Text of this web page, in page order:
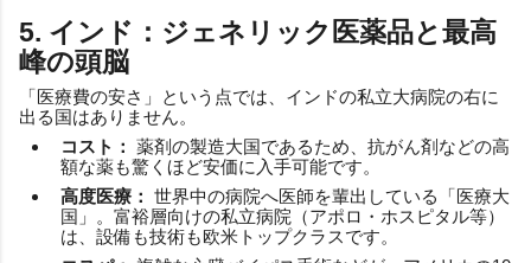
5. インド：ジェネリック医薬品と最高
峰の頭脳
「医療費の安さ」という点では、インドの私立大病院の右に
出る国はありません。
コスト： 薬剤の製造大国であるため、抗がん剤などの高
額な薬も驚くほど安価に入手可能です。
高度医療： 世界中の病院へ医師を輩出している「医療大
国」。富裕層向けの私立病院（アポロ・ホスピタル等）
は、設備も技術も欧米トップクラスです。